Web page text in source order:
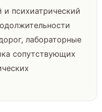
психиатрический
лабораторные
сопутствующих